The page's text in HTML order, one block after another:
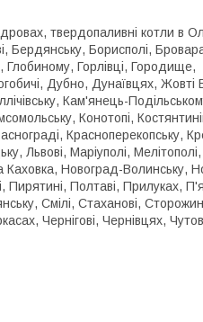
твердопаливні котли в
Бердянську, Борисполі,
Горлівці, Городище,
Дубно, Дунаївцях,
Кам'янець-
Конотопі,
Красноперекопську,
Львові, Маріуполі,
Новоград-Волинську,
Пирятині, Полтаві, Прилуках,
Смілі, Стаханові,
Чернігові, Чернівцях,